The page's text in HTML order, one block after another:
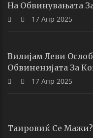
На Обвинувањата
17 Апр 2025
Вилијам Леви
Обвиненијата За
17 Апр 2025
Таировиќ Се